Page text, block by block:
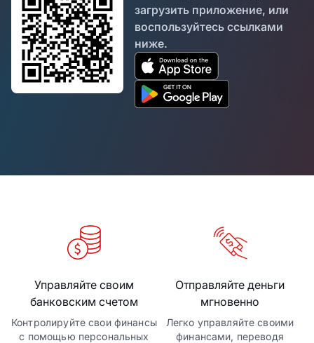
загрузить приложение, или
воспользуйтесь ссылками
ниже.
Управляйте своим
банковским счетом
Контролируйте свои финансы
с помощью персональных
Отправляйте деньги
мгновенно
Легко управляйте своими
финансами, переводя